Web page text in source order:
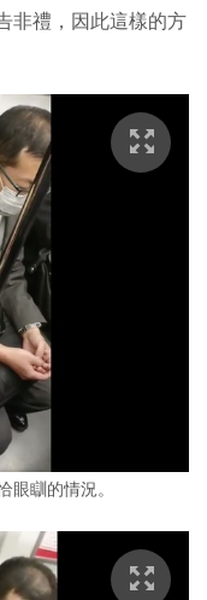
非禮，因此這樣的方
眼瞓的情況。